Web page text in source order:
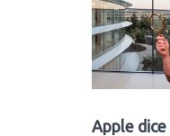
Apple dice